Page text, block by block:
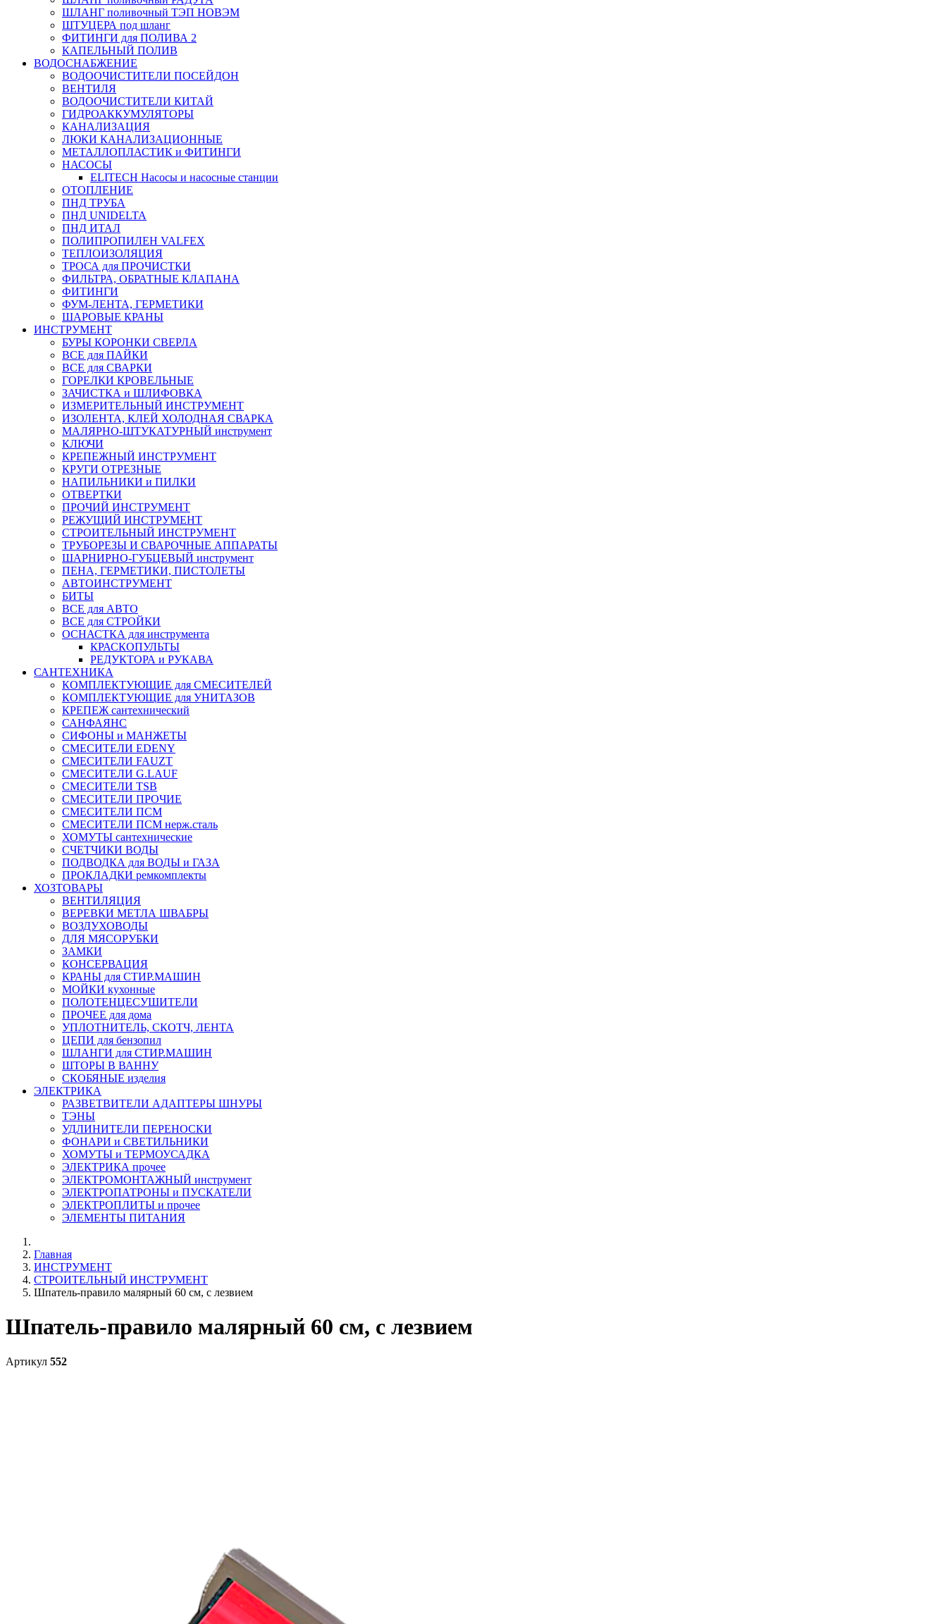
ШЛАНГ поливочный ТЭП НОВЭМ
ШТУЦЕРА под шланг
ФИТИНГИ для ПОЛИВА 2
КАПЕЛЬНЫЙ ПОЛИВ
ВОДОСНАБЖЕНИЕ
ВОДООЧИСТИТЕЛИ ПОСЕЙДОН
ВЕНТИЛЯ
ВОДООЧИСТИТЕЛИ КИТАЙ
ГИДРОАККУМУЛЯТОРЫ
КАНАЛИЗАЦИЯ
ЛЮКИ КАНАЛИЗАЦИОННЫЕ
МЕТАЛЛОПЛАСТИК и ФИТИНГИ
НАСОСЫ
ELITECH Насосы и насосные станции
ОТОПЛЕНИЕ
ПНД ТРУБА
ПНД UNIDELTA
ПНД ИТАЛ
ПОЛИПРОПИЛЕН VALFEX
ТЕПЛОИЗОЛЯЦИЯ
ТРОСА для ПРОЧИСТКИ
ФИЛЬТРА, ОБРАТНЫЕ КЛАПАНА
ФИТИНГИ
ФУМ-ЛЕНТА, ГЕРМЕТИКИ
ШАРОВЫЕ КРАНЫ
ИНСТРУМЕНТ
БУРЫ КОРОНКИ СВЕРЛА
ВСЕ для ПАЙКИ
ВСЕ для СВАРКИ
ГОРЕЛКИ КРОВЕЛЬНЫЕ
ЗАЧИСТКА и ШЛИФОВКА
ИЗМЕРИТЕЛЬНЫЙ ИНСТРУМЕНТ
ИЗОЛЕНТА, КЛЕЙ ХОЛОДНАЯ СВАРКА
МАЛЯРНО-ШТУКАТУРНЫЙ инструмент
КЛЮЧИ
КРЕПЕЖНЫЙ ИНСТРУМЕНТ
КРУГИ ОТРЕЗНЫЕ
НАПИЛЬНИКИ и ПИЛКИ
ОТВЕРТКИ
ПРОЧИЙ ИНСТРУМЕНТ
РЕЖУЩИЙ ИНСТРУМЕНТ
СТРОИТЕЛЬНЫЙ ИНСТРУМЕНТ
ТРУБОРЕЗЫ И СВАРОЧНЫЕ АППАРАТЫ
ШАРНИРНО-ГУБЦЕВЫЙ инструмент
ПЕНА, ГЕРМЕТИКИ, ПИСТОЛЕТЫ
АВТОИНСТРУМЕНТ
БИТЫ
ВСЕ для АВТО
ВСЕ для СТРОЙКИ
ОСНАСТКА для инструмента
КРАСКОПУЛЬТЫ
РЕДУКТОРА и РУКАВА
САНТЕХНИКА
КОМПЛЕКТУЮЩИЕ для СМЕСИТЕЛЕЙ
КОМПЛЕКТУЮЩИЕ для УНИТАЗОВ
КРЕПЕЖ сантехнический
САНФАЯНС
СИФОНЫ и МАНЖЕТЫ
СМЕСИТЕЛИ EDENY
СМЕСИТЕЛИ FAUZT
СМЕСИТЕЛИ G.LAUF
СМЕСИТЕЛИ TSB
СМЕСИТЕЛИ ПРОЧИЕ
СМЕСИТЕЛИ ПСМ
СМЕСИТЕЛИ ПСМ нерж.сталь
ХОМУТЫ сантехнические
СЧЕТЧИКИ ВОДЫ
ПОДВОДКА для ВОДЫ и ГАЗА
ПРОКЛАДКИ ремкомплекты
ХОЗТОВАРЫ
ВЕНТИЛЯЦИЯ
ВЕРЕВКИ МЕТЛА ШВАБРЫ
ВОЗДУХОВОДЫ
ДЛЯ МЯСОРУБКИ
ЗАМКИ
КОНСЕРВАЦИЯ
КРАНЫ для СТИР.МАШИН
МОЙКИ кухонные
ПОЛОТЕНЦЕСУШИТЕЛИ
ПРОЧЕЕ для дома
УПЛОТНИТЕЛЬ, СКОТЧ, ЛЕНТА
ЦЕПИ для бензопил
ШЛАНГИ для СТИР.МАШИН
ШТОРЫ В ВАННУ
СКОБЯНЫЕ изделия
ЭЛЕКТРИКА
РАЗВЕТВИТЕЛИ АДАПТЕРЫ ШНУРЫ
ТЭНЫ
УДЛИНИТЕЛИ ПЕРЕНОСКИ
ФОНАРИ и СВЕТИЛЬНИКИ
ХОМУТЫ и ТЕРМОУСАДКА
ЭЛЕКТРИКА прочее
ЭЛЕКТРОМОНТАЖНЫЙ инструмент
ЭЛЕКТРОПАТРОНЫ и ПУСКАТЕЛИ
ЭЛЕКТРОПЛИТЫ и прочее
ЭЛЕМЕНТЫ ПИТАНИЯ
Главная
ИНСТРУМЕНТ
СТРОИТЕЛЬНЫЙ ИНСТРУМЕНТ
Шпатель-правило малярный 60 cм, с лезвием
Шпатель-правило малярный 60 cм, с лезвием
Артикул 552